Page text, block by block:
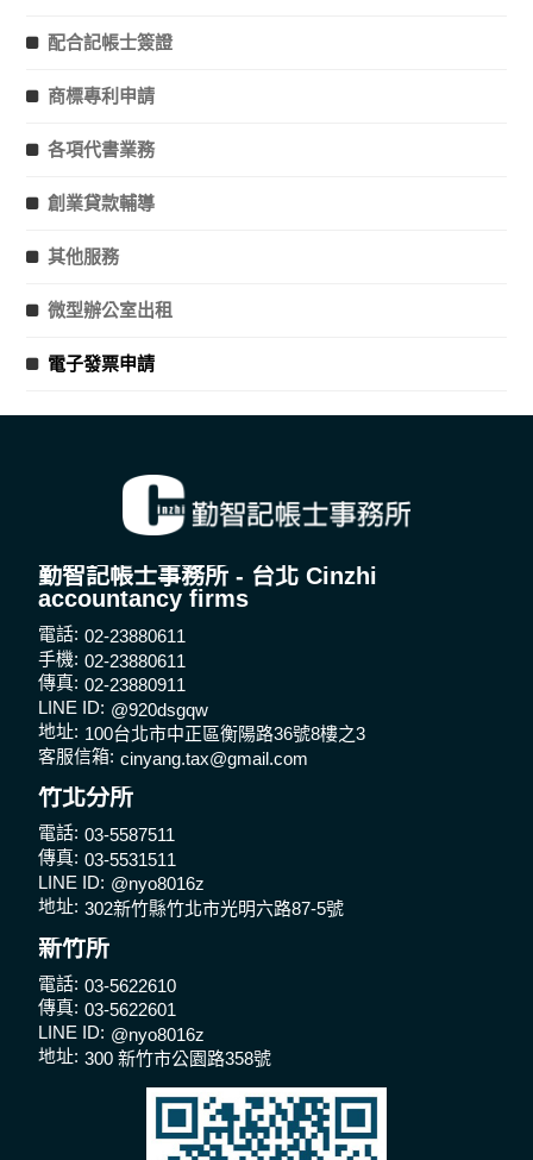
配合記帳士簽證
商標專利申請
各項代書業務
創業貸款輔導
其他服務
微型辦公室出租
電子發票申請
勤智記帳士事務所 - 台北 Cinzhi
accountancy firms
電話: 02-23880611
手機: 02-23880611
傳真: 02-23880911
LINE ID: @920dsgqw
地址: 100台北市中正區衡陽路36號8樓之3
客服信箱: cinyang.tax@gmail.com
竹北分所
電話: 03-5587511
傳真: 03-5531511
LINE ID: @nyo8016z
地址: 302新竹縣竹北市光明六路87-5號
新竹所
電話: 03-5622610
傳真: 03-5622601
LINE ID: @nyo8016z
地址: 300 新竹市公園路358號